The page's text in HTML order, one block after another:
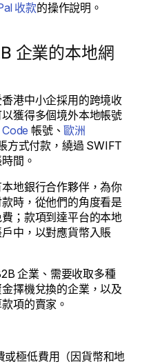
收款的操作說明。
企業的本地網
港中小企採用的跨境收
獲得多個境外本地帳號
帳號、歐洲
方式付款，繞過 SWIFT
間。
地銀行合作夥伴，為你
時，從他們的角度看是
；款項到達平台的本地
中，以對應貨幣入賬
企業、需要收取多種
擇機兌換的企業，以及
項的賣家。
極低費用（因貨幣和地